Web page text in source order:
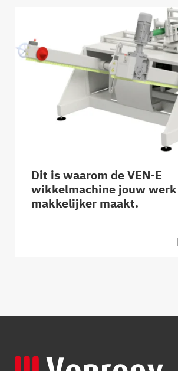
Dit is waarom de VEN-E
wikkelmachine jouw werk
makkelijker maakt.